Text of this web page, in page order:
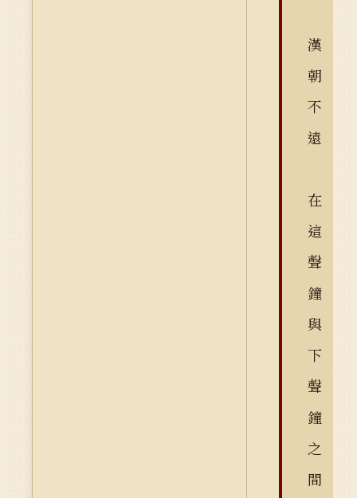
漢
朝
不
遠
在
這
聲
鐘
與
下
聲
鐘
之
間